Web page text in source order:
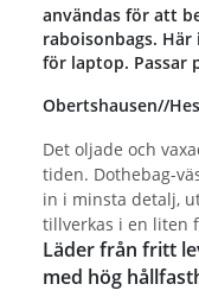
användas för att
raboisonbags.
för laptop. Passar
Obertshausen//
Det oljade och
tiden. Dothebag-
in i minsta detalj,
tillverkas i en liten
Läder från fritt
med hög